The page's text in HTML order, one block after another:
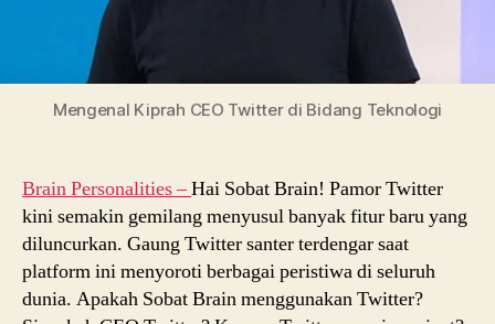
Mengenal Kiprah CEO Twitter di Bidang Teknologi
Brain Personalities –Hai Sobat Brain! Pamor Twitter
kini semakin gemilang menyusul banyak fitur baru yang
diluncurkan. Gaung Twitter santer terdengar saat
platform ini menyoroti berbagai peristiwa di seluruh
dunia. Apakah Sobat Brain menggunakan Twitter?